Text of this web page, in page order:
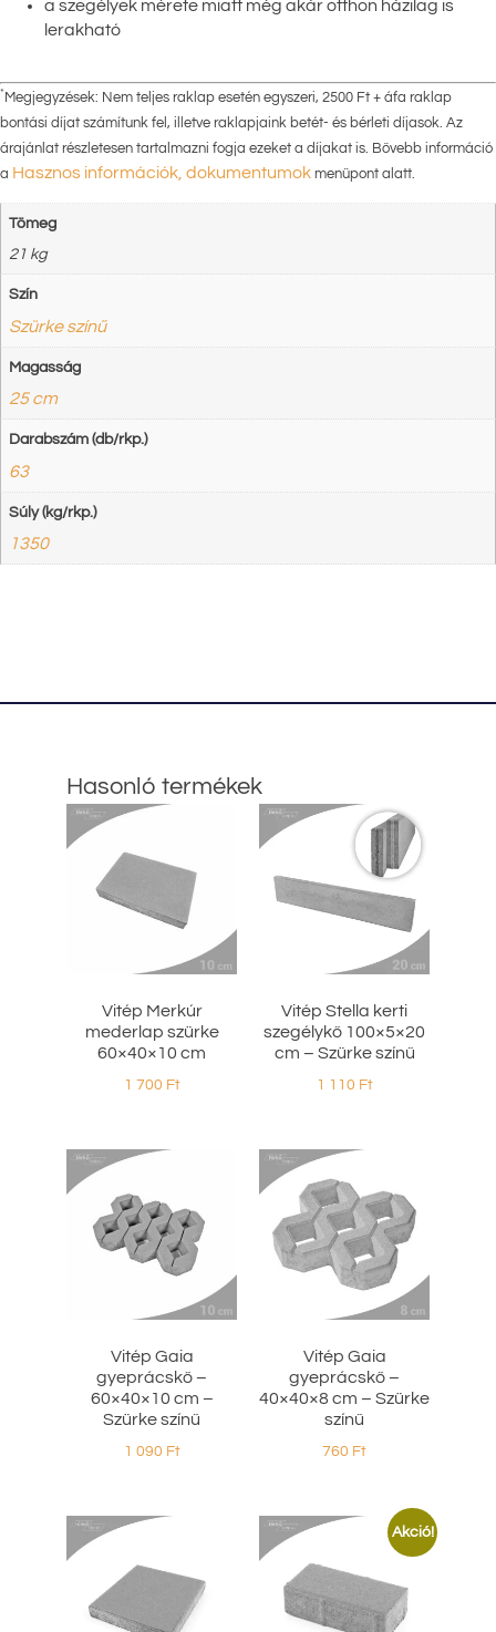
a szegélyek mérete miatt még akár otthon házilag is
lerakható
* Megjegyzések: Nem teljes raklap esetén egyszeri, 2500 Ft + áfa raklap
bontási díjat számítunk fel, illetve raklapjaink betét- és bérleti díjasok. Az
árajánlat részletesen tartalmazni fogja ezeket a díjakat is. Bővebb információ
a Hasznos információk, dokumentumok menüpont alatt.
Tömeg
21 kg
Szín
Szürke színű
Magasság
25 cm
Darabszám (db/rkp.)
63
Súly (kg/rkp.)
1350
Hasonló termékek
Vitép Merkúr
mederlap szürke
60×40×10 cm
1 700 Ft
Vitép Stella kerti
szegélykő 100×5×20
cm – Szürke színű
1 110 Ft
Vitép Gaia
gyeprácskő –
60×40×10 cm –
Szürke színű
1 090 Ft
Vitép Gaia
gyeprácskő –
40×40×8 cm – Szürke
színű
760 Ft
Akció!